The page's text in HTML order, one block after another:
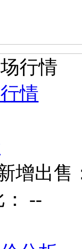
行情
情
增出售
--